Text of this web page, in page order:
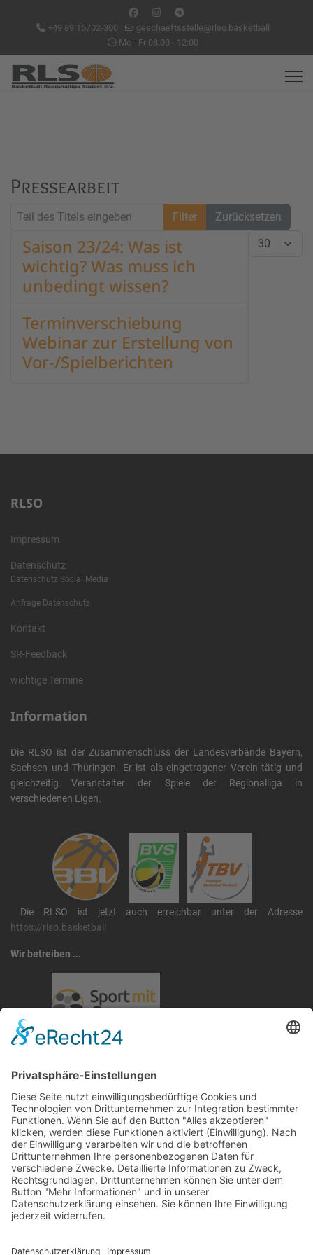
+49 89 15702-300
geschaeftsstelle@rlso.basketball
Mo - Fr 08:00 - 12:00
Pressearbeit
Teil des Titels eingeben
Filter Zurücksetzen
Anzeige #
Saison 23/24: Was ist
wichtig? Was muss ich
unbedingt wissen?
Terminverschiebung
Webinar zur Erstellung von
Vor-/Spielberichten
RLSO
Impressum
Datenschutz
Datenschutz Social Media
Anfrage Datenschutz
Kontakt
SR-Feedback
wichtige Termine
Information
Die RLSO ist der Zusammenschluss der Landesverbände Bayern,
Sachsen und Thüringen. Er ist als eingetragener Verein tätig und
gleichzeitig Veranstalter der Spiele der Regionalliga in
verschiedenen Ligen.
Die RLSO ist jetzt auch erreichbar unter der Adresse
https://rlso.basketball
Wir betreiben ...
August 2026
Mo Di Mi Do Fr Sa
So
31 27 28 29 30 31 1
32 3 4 5 6 7 8
9
3310 11 12 13 14
3417 18